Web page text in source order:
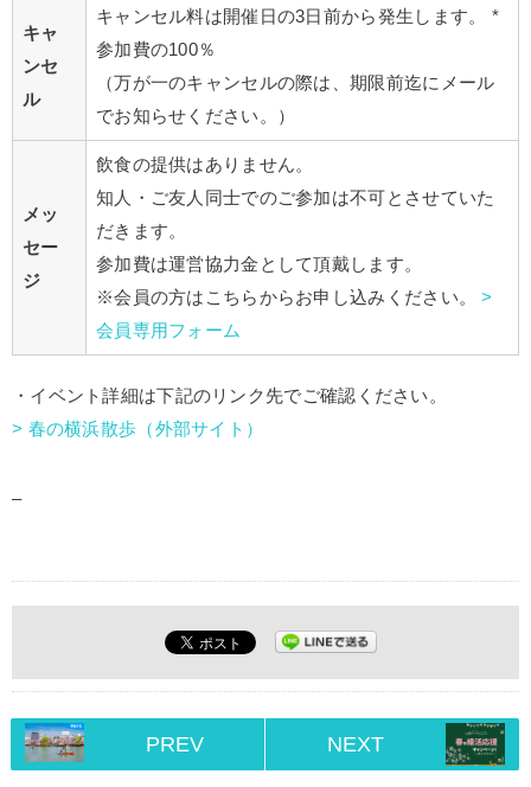
キャ
ンセ
ル
キャンセル料は開催日の3日前から発生します。 *
参加費の100％
（万が一のキャンセルの際は、期限前迄にメール
でお知らせください。）
メッ
セー
ジ
飲食の提供はありません。
知人・ご友人同士でのご参加は不可とさせていた
だきます。
参加費は運営協力金として頂戴します。
※会員の方はこちらからお申し込みください。>
会員専用フォーム
・イベント詳細は下記のリンク先でご確認ください。
> 春の横浜散歩（外部サイト）
–
PREV NEXT